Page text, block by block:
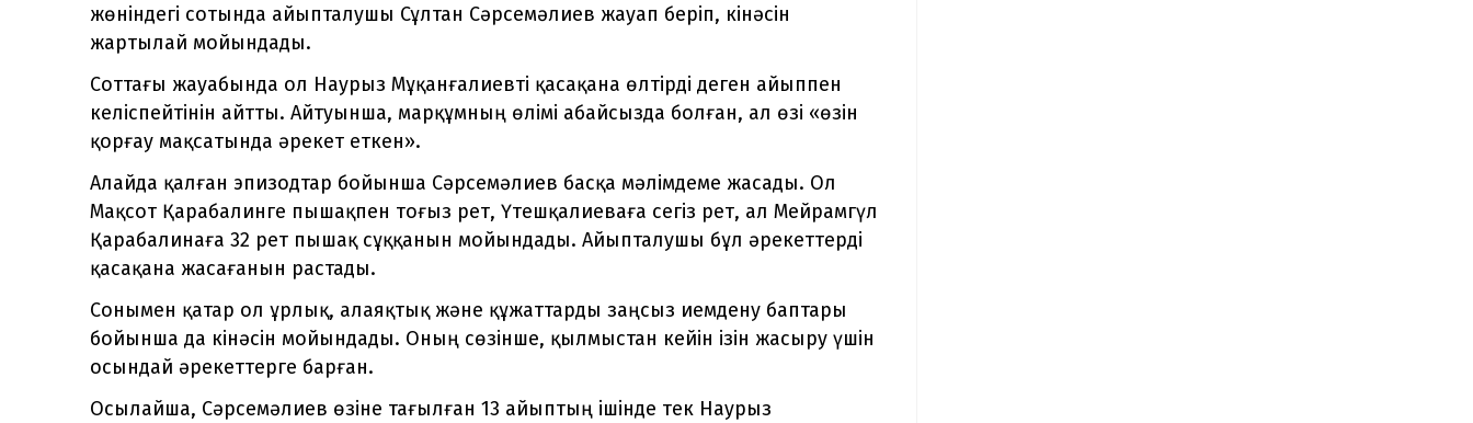
жөніндегі сотында айыпталушы Сұлтан Сәрсемәлиев жауап беріп, кінәсін
жартылай мойындады.
Соттағы жауабында ол Наурыз Мұқанғалиевті қасақана өлтірді деген айыппен
келіспейтінін айтты. Айтуынша, марқұмның өлімі абайсызда болған, ал өзі «өзін
қорғау мақсатында әрекет еткен».
Алайда қалған эпизодтар бойынша Сәрсемәлиев басқа мәлімдеме жасады. Ол
Мақсот Қарабалинге пышақпен тоғыз рет, Үтешқалиеваға сегіз рет, ал Мейрамгүл
Қарабалинаға 32 рет пышақ сұққанын мойындады. Айыпталушы бұл әрекеттерді
қасақана жасағанын растады.
Сонымен қатар ол ұрлық, алаяқтық және құжаттарды заңсыз иемдену баптары
бойынша да кінәсін мойындады. Оның сөзінше, қылмыстан кейін ізін жасыру үшін
осындай әрекеттерге барған.
Осылайша, Сәрсемәлиев өзіне тағылған 13 айыптың ішінде тек Наурыз